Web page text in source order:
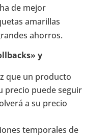
de mejor
amarillas
ahorros.
y
que un producto
precio puede seguir
a su precio
temporales de